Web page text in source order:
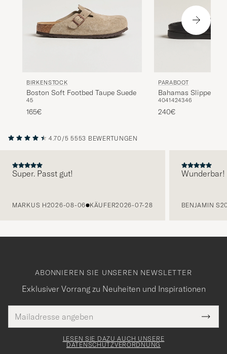
BIRKENSTOCK
Boston Soft Footbed Taupe Suede
45
165€
PARABOOT
Bahamas Slipper
4041424346
240€
4.70/5 5553 BEWERTUNGEN
Super. Passt gut!
MARKUS H2026-08-06 KÄUFER2026-07-28
Wunderbar!
BENJAMIN S
ABONNIEREN SIE UNSEREN NEWSLETTER
Exklusiver Vorrang zu Neuheiten und Inspirationen
Mail
Adresse
Tack
för
LESEN SIE DAZU AUCH UNSERE
DATENSCHUTZVERORDNUNG